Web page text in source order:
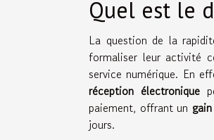
Quel est le
La question de la
formaliser leur activité
service numérique. En
réception électronique
paiement, offrant un
jours.